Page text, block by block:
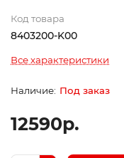
Код товара
8403200-K00
Все характеристики
Под заказ
12590р.